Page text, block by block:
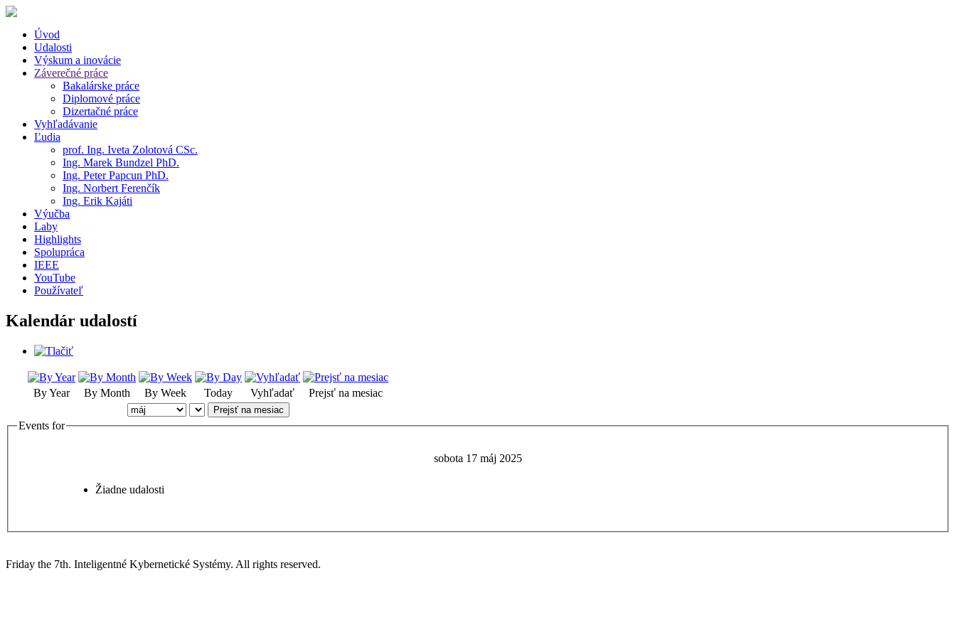
Úvod
Udalosti
Výskum a inovácie
Záverečné práce
Bakalárske práce
Diplomové práce
Dizertačné práce
Vyhľadávanie
Ľudia
prof. Ing. Iveta Zolotová CSc.
Ing. Marek Bundzel PhD.
Ing. Peter Papcun PhD.
Ing. Norbert Ferenčík
Ing. Erik Kajáti
Výučba
Laby
Highlights
Spolupráca
IEEE
YouTube
Používateľ
Kalendár udalostí
By Year By Month By Week Today Vyhľadať Prejsť na mesiac
Prejsť na mesiac
Events for
sobota 17 máj 2025
Žiadne udalosti
Friday the 7th. Inteligentné Kybernetické Systémy. All rights reserved.